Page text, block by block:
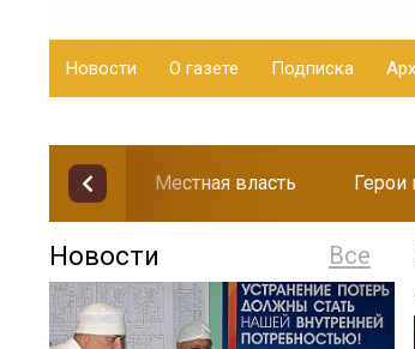
Новости О газете Подписка
Местная власть Герои
Все
Новости